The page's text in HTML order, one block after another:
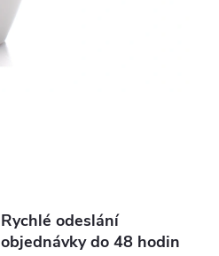
Rychlé odeslání
objednávky do 48 hodin